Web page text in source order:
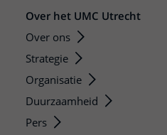
Over het UMC Utrecht
Over ons
Strategie
Organisatie
Duurzaamheid
Pers